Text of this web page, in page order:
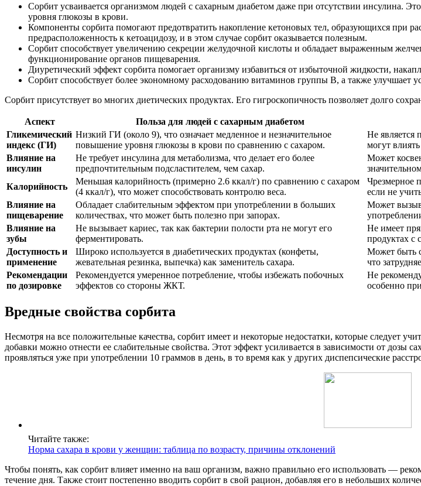
Сорбит усваивается организмом людей с сахарным диабетом даже при отсутствии инсулина.
уровня глюкозы в крови.
Компоненты сорбита помогают предотвратить накопление кетоновых тел, образующихся при
предрасположенность к кетоацидозу, и в этом случае сорбит оказывается полезным.
Сорбит способствует увеличению секреции желудочной кислоты и обладает выраженным
функционирование органов пищеварения.
Диуретический эффект сорбита помогает организму избавиться от избыточной жидкости,
Сорбит способствует более экономному расходованию витаминов группы В, а также улучшает
Сорбит присутствует во многих диетических продуктах. Его гигроскопичность позволяет долго
Аспект Польза для людей с сахарным диабетом
Гликемический
индекс (ГИ)
Низкий ГИ (около 9), что означает медленное и незначительное
повышение уровня глюкозы в крови по сравнению с сахаром.
Не является
могут
Влияние на
инсулин
Не требует инсулина для метаболизма, что делает его более
предпочтительным подсластителем, чем сахар.
Может
Калорийность
Меньшая калорийность (примерно 2.6 ккал/г) по сравнению с сахаром
(4 ккал/г), что может способствовать контролю веса.
Чрезмерное
если не
Влияние на
пищеварение
Обладает слабительным эффектом при употреблении в больших
количествах, что может быть полезно при запорах.
Может
Влияние на
зубы
Не вызывает кариес, так как бактерии полости рта не могут его
ферментировать.
Не имеет
продуктах с
Доступность и
применение
Широко используется в диабетических продуктах (конфеты,
жевательная резинка, выпечка) как заменитель сахара.
Может быть
что
Рекомендации
по дозировке
Рекомендуется умеренное потребление, чтобы избежать побочных
эффектов со стороны ЖКТ.
Не
особенно
Вредные свойства сорбита
Несмотря на все положительные качества, сорбит имеет и некоторые недостатки, которые следует
добавки можно отнести ее слабительные свойства. Этот эффект усиливается в зависимости от дозы
проявляться уже при употреблении 10 граммов в день, в то время как у других диспепсические
Читайте также:
Норма сахара в крови у женщин: таблица по возрасту, причины отклонений
Чтобы понять, как сорбит влияет именно на ваш организм, важно правильно его использовать —
течение дня. Также стоит постепенно вводить сорбит в свой рацион, добавляя его в небольших